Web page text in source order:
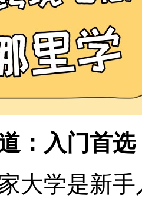
：入门首
大学是新